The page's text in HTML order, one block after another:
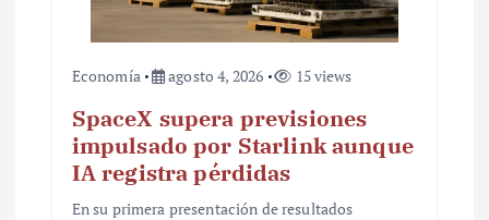
Economía agosto 4, 2026 15 views
SpaceX supera previsiones
impulsado por Starlink aunque
IA registra pérdidas
En su primera presentación de resultados